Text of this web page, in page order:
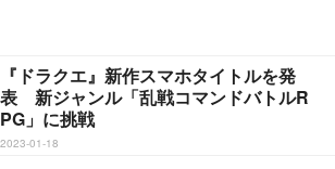
『ドラクエ』新作スマホタイトルを発
表 新ジャンル「乱戦コマンドバトルR
PG」に挑戦
2023-01-18